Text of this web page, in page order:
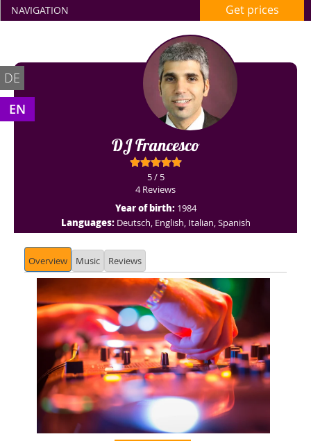
NAVIGATION Get prices
DE
EN
DJ Francesco
5 / 5
4 Reviews
Year of birth:1984
Languages: Deutsch, English, Italian, Spanish
Overview Music Reviews